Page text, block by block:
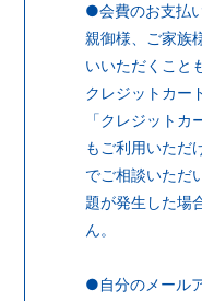
会員登録 ロ
●会費のお支払
親御様、ご家族
いいただくこと
クレジットカー
「クレジット
もご利用いただ
でご相談いただ
題が発生した場
ん。
●自分のメール